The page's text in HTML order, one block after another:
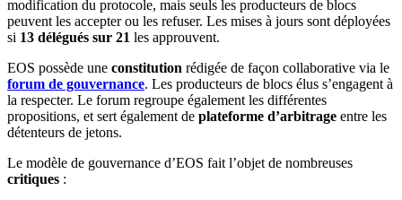
modification du protocole, mais seuls les producteurs de blocs
peuvent les accepter ou les refuser. Les mises à jours sont déployées
si 13 délégués sur 21 les approuvent.
EOS possède une constitution rédigée de façon collaborative via le
forum de gouvernance. Les producteurs de blocs élus s’engagent à
la respecter. Le forum regroupe également les différentes
propositions, et sert également de plateforme d’arbitrage entre les
détenteurs de jetons.
Le modèle de gouvernance d’EOS fait l’objet de nombreuses
critiques :